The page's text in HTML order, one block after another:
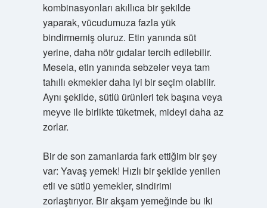
kombinasyonları akıllıca bir şekilde
yaparak, vücudumuza fazla yük
bindirmemiş oluruz. Etin yanında süt
yerine, daha nötr gıdalar tercih edilebilir.
Mesela, etin yanında sebzeler veya tam
tahıllı ekmekler daha iyi bir seçim olabilir.
Aynı şekilde, sütlü ürünleri tek başına veya
meyve ile birlikte tüketmek, mideyi daha az
zorlar.
Bir de son zamanlarda fark ettiğim bir şey
var: Yavaş yemek! Hızlı bir şekilde yenilen
etli ve sütlü yemekler, sindirimi
zorlaştırıyor. Bir akşam yemeğinde bu iki